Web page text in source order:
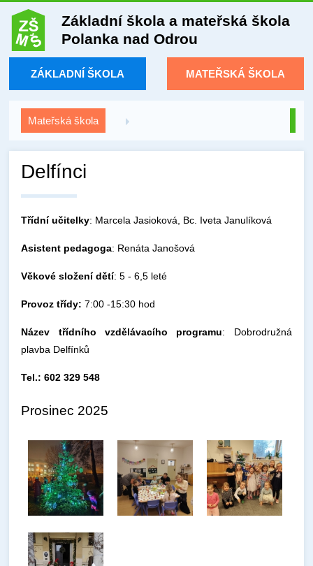
Základní škola a mateřská škola
Polanka nad Odrou
ZÁKLADNÍ ŠKOLA MATEŘSKÁ ŠKOLA
Mateřská škola
Delfínci
Třídní učitelky: Marcela Jasioková, Bc. Iveta Janulíková
Asistent pedagoga: Renáta Janošová
Věkové složení dětí: 5 - 6,5 leté
Provoz třídy: 7:00 -15:30 hod
Název třídního vzdělávacího programu: Dobrodružná
plavba Delfínků
Tel.: 602 329 548
Prosinec 2025